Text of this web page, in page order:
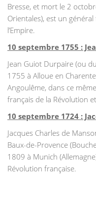
Bresse, et mort le 2
Orientales), est un
l’Empire.
10 septembre 1755 :
Jean Guiot Durpaire (ou
1755 à Alloue en
Angoulême, dans ce
français de la Révolution et
10 septembre 1724 :
Jacques Charles de
Baux-de-Provence
1809 à Munich
Révolution française.